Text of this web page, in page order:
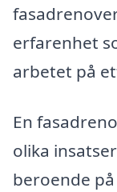
erfarenhet
arbetet på
En
olika
beroende